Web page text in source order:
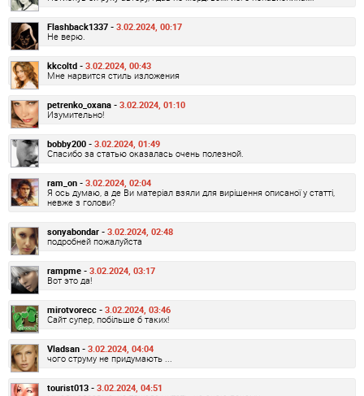
Flashback1337 - 3.02.2024, 00:17
Не верю.
kkcoltd - 3.02.2024, 00:43
Мне нарвится стиль изложения
petrenko_oxana - 3.02.2024, 01:10
Изумительно!
bobby200 - 3.02.2024, 01:49
Спасибо за статью оказалась очень полезной.
ram_on - 3.02.2024, 02:04
Я ось думаю, а де Ви матеріал взяли для вирішення описаної у статті,
невже з голови?
sonyabondar - 3.02.2024, 02:48
подробней пожалуйста
rampme - 3.02.2024, 03:17
Вот это да!
mirotvorecc - 3.02.2024, 03:46
Сайт супер, побільше б таких!
Vladsan - 3.02.2024, 04:04
чого струму не придумають ...
tourist013 - 3.02.2024, 04:51